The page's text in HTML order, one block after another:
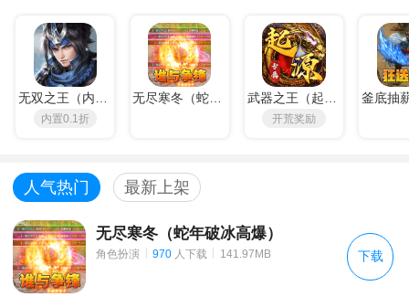
教主之家（GM版）福利介绍
《王城无双》试玩转游活动
《乱石迷阵（共享充值版）》充值活动
动态开服公告
动态开服公告
动态开服
内置0.1折 开荒奖励
人气热门 最新上架
无尽寒冬（蛇年破冰高爆）
角色扮演 970 人下载 141.97MB 下载